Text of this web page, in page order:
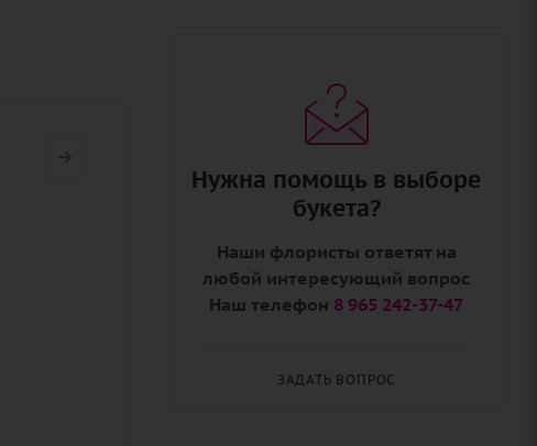
Нужна помощь в выборе
букета?
Наши флористы ответят на
любой интересующий вопрос
Наш телефон 8 965 242-37-47
ЗАДАТЬ ВОПРОС